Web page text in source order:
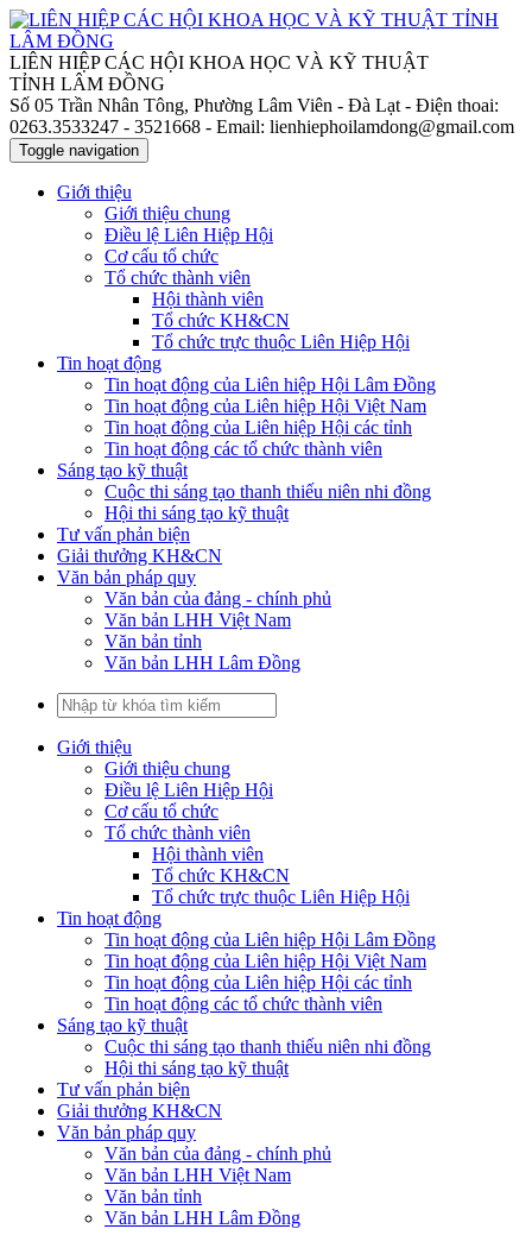
LIÊN HIỆP CÁC HỘI KHOA HỌC VÀ KỸ THUẬT
TỈNH LÂM ĐỒNG
Số 05 Trần Nhân Tông, Phường Lâm Viên - Đà Lạt - Điện thoai:
0263.3533247 - 3521668 - Email: lienhiephoilamdong@gmail.com
Toggle navigation
Giới thiệu
Giới thiệu chung
Điều lệ Liên Hiệp Hội
Cơ cấu tổ chức
Tổ chức thành viên
Hội thành viên
Tổ chức KH&CN
Tổ chức trực thuộc Liên Hiệp Hội
Tin hoạt động
Tin hoạt động của Liên hiệp Hội Lâm Đồng
Tin hoạt động của Liên hiệp Hội Việt Nam
Tin hoạt động của Liên hiệp Hội các tỉnh
Tin hoạt động các tổ chức thành viên
Sáng tạo kỹ thuật
Cuộc thi sáng tạo thanh thiếu niên nhi đồng
Hội thi sáng tạo kỹ thuật
Tư vấn phản biện
Giải thưởng KH&CN
Văn bản pháp quy
Văn bản của đảng - chính phủ
Văn bản LHH Việt Nam
Văn bản tỉnh
Văn bản LHH Lâm Đồng
Giới thiệu
Giới thiệu chung
Điều lệ Liên Hiệp Hội
Cơ cấu tổ chức
Tổ chức thành viên
Hội thành viên
Tổ chức KH&CN
Tổ chức trực thuộc Liên Hiệp Hội
Tin hoạt động
Tin hoạt động của Liên hiệp Hội Lâm Đồng
Tin hoạt động của Liên hiệp Hội Việt Nam
Tin hoạt động của Liên hiệp Hội các tỉnh
Tin hoạt động các tổ chức thành viên
Sáng tạo kỹ thuật
Cuộc thi sáng tạo thanh thiếu niên nhi đồng
Hội thi sáng tạo kỹ thuật
Tư vấn phản biện
Giải thưởng KH&CN
Văn bản pháp quy
Văn bản của đảng - chính phủ
Văn bản LHH Việt Nam
Văn bản tỉnh
Văn bản LHH Lâm Đồng